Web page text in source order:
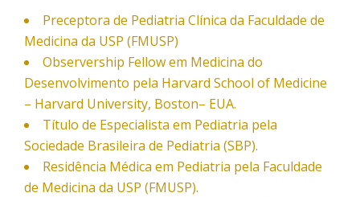
Preceptora de Pediatria Clínica da Faculdade de
Medicina da USP (FMUSP)
Observership Fellow em Medicina do
Desenvolvimento pela Harvard School of Medicine
– Harvard University, Boston– EUA.
Título de Especialista em Pediatria pela
Sociedade Brasileira de Pediatria (SBP).
Residência Médica em Pediatria pela Faculdade
de Medicina da USP (FMUSP).